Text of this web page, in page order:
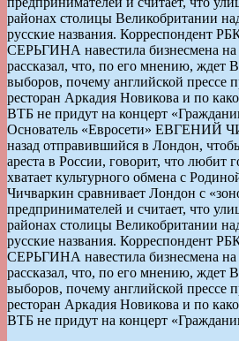
районах столицы Великобритании
русские названия. Корреспондент
СЕРЬГИНА навестила бизнесмена
рассказал, что, по его мнению, ждет
выборов, почему английской прессе
ресторан Аркадия Новикова и по
ВТБ не придут на концерт
Основатель «Евросети» ЕВГЕНИЙ
назад отправившийся в Лондон,
ареста в России, говорит, что любит
хватает культурного обмена с
Чичваркин сравнивает Лондон с
предпринимателей и считает, что
районах столицы Великобритании
русские названия. Корреспондент
СЕРЬГИНА навестила бизнесмена
рассказал, что, по его мнению, ждет
выборов, почему английской прессе
ресторан Аркадия Новикова и по
ВТБ не придут на концерт